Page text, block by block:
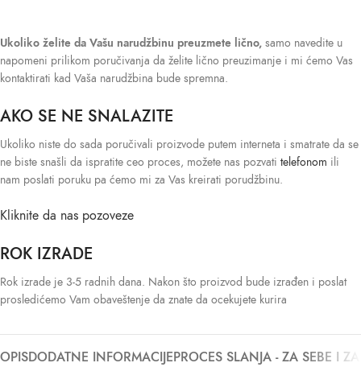
Ukoliko želite da Vašu narudžbinu preuzmete lično, samo navedite u
napomeni prilikom poručivanja da želite lično preuzimanje i mi ćemo Vas
kontaktirati kad Vaša narudžbina bude spremna.
AKO SE NE SNALAZITE
Ukoliko niste do sada poručivali proizvode putem interneta i smatrate da se
ne biste snašli da ispratite ceo proces, možete nas pozvati telefonom ili
nam poslati poruku pa ćemo mi za Vas kreirati porudžbinu.
Kliknite da nas pozoveze
ROK IZRADE
Rok izrade je 3-5 radnih dana. Nakon što proizvod bude izrađen i poslat
prosledićemo Vam obaveštenje da znate da ocekujete kurira
OPISDODATNE INFORMACIJEPROCES SLANJA - ZA SEBE I